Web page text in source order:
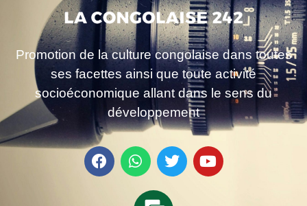
Promotion de la culture congolaise dans toutes
ses facettes ainsi que toute activité
socioéconomique allant dans le sens du
développement